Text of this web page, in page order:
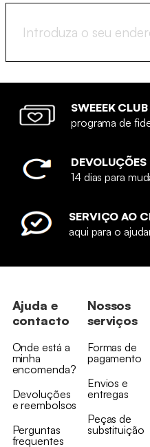
SWEEEK CLUB
programa de
DEVOLUÇÕES
14 dias para
SERVIÇO AO
aqui para o
Ajuda e
contacto
Onde está a
minha
encomenda?
Devoluções
e reembolsos
Perguntas
frequentes
Nossos
serviços
Formas de
pagamento
Envios e
entregas
Peças de
substituição